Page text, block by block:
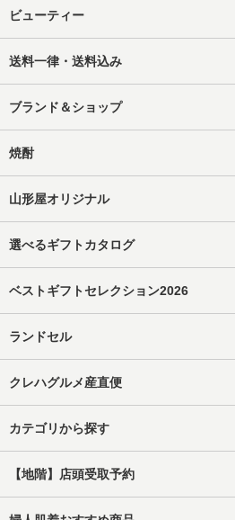
ビューティー
送料一律・送料込み
ブランド＆ショップ
焼酎
山形屋オリジナル
選べるギフトカタログ
ベストギフトセレクション2026
ランドセル
クレハグルメ産直便
カテゴリから探す
【地階】店頭受取予約